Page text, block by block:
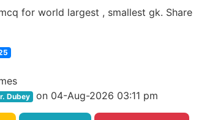
for world largest , smallest gk. Share
Dubey on 04-Aug-2026 03:11 pm